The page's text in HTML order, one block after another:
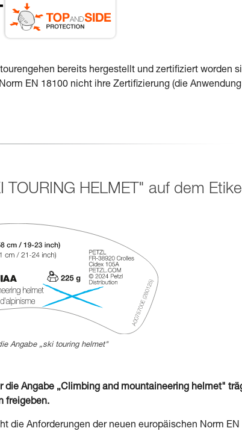
bereits hergestellt und zertifiziert worden
EN 18100 nicht ihre Zertifizierung (die
TOURING HELMET" auf dem
Angabe „ski touring helmet"
die Angabe „Climbing and mountaineering helmet"
freigeben.
die Anforderungen der neuen europäischen Norm EN